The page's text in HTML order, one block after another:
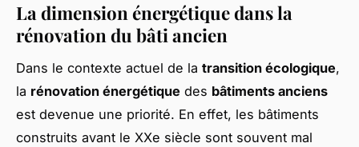
La dimension énergétique dans la
rénovation du bâti ancien
Dans le contexte actuel de la transition écologique,
la rénovation énergétique des bâtiments anciens
est devenue une priorité. En effet, les bâtiments
construits avant le XXe siècle sont souvent mal